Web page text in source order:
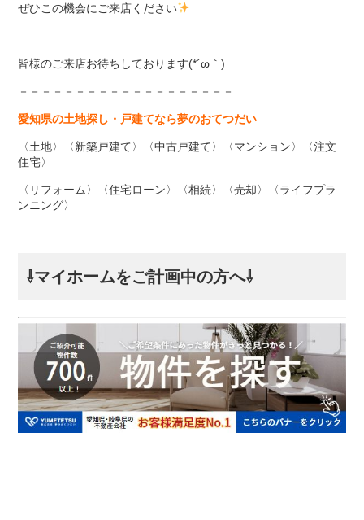
ぜひこの機会にご来店ください
皆様のご来店お待ちしております(*´ω｀)
－－－－－－－－－－－－－－－－－－－
愛知県の土地探し・戸建てなら夢のおてつだい
〈土地〉〈新築戸建て〉〈中古戸建て〉〈マンション〉〈注文
住宅〉
〈リフォーム〉〈住宅ローン〉〈相続〉〈売却〉〈ライフプラ
ンニング〉
⇩マイホームをご計画中の方へ⇩